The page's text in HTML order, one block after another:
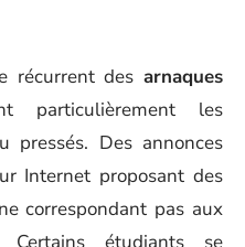
récurrent des arnaques
particulièrement les
pressés. Des annonces
Internet proposant des
correspondant pas aux